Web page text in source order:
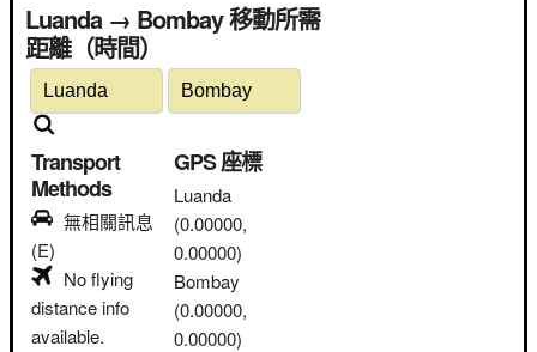
Luanda → Bombay 移動所需
距離（時間）
Transport
Methods
無相關訊息
(E)
No flying
distance info
available.
GPS 座標
Luanda
(0.00000,
0.00000)
Bombay
(0.00000,
0.00000)